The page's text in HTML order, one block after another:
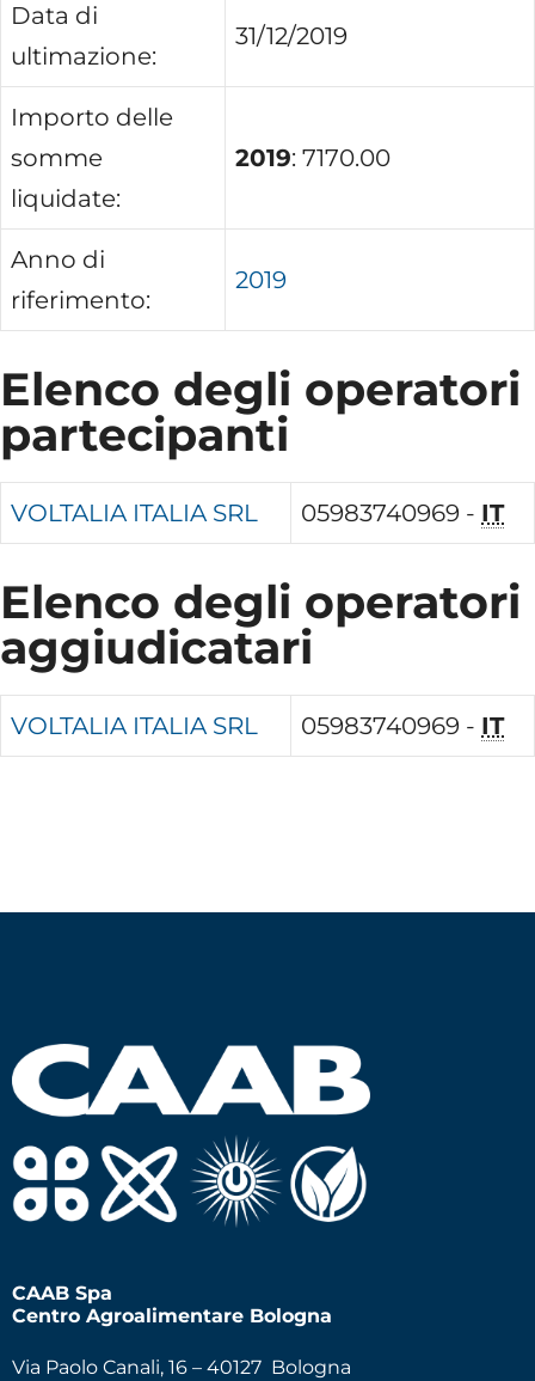
Data di
ultimazione:
31/12/2019
Importo delle
somme
liquidate:
2019: 7170.00
Anno di
riferimento:
2019
Elenco degli operatori
partecipanti
VOLTALIA ITALIA SRL 05983740969 - IT
Elenco degli operatori
aggiudicatari
VOLTALIA ITALIA SRL 05983740969 - IT
CAAB Spa
Centro Agroalimentare Bologna
Via Paolo Canali, 16 – 40127 Bologna